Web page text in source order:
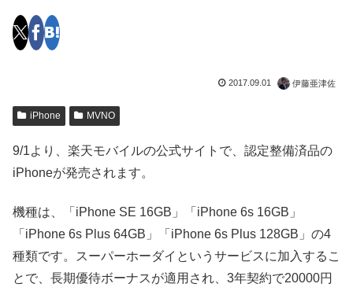
2017.09.01 伊藤亜津佐
iPhone MVNO
9/1より、楽天モバイルの公式サイトで、認定整備済品の
iPhoneが発売されます。
機種は、「iPhone SE 16GB」「iPhone 6s 16GB」
「iPhone 6s Plus 64GB」「iPhone 6s Plus 128GB」の4
種類です。スーパーホーダイというサービスに加入するこ
とで、長期優待ボーナスが適用され、3年契約で20000円